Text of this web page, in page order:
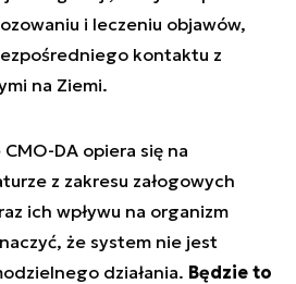
i leczeniu objawów,
kontaktu z
na Ziemi.
DA opiera się na
z zakresu załogowych
ich wpływu na organizm
że system nie jest
działania. Będzie to